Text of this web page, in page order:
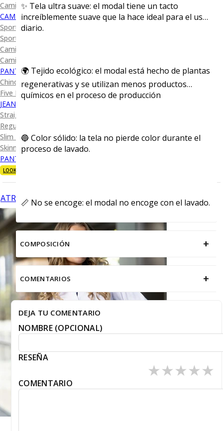
Camisa Cuadro y Raya
CAMISA SPORT
Sport Lisas
Sport Diseño
Camiseta Lisa
Camiseta Diseño
PANTALÓN CASUAL
Chino
Five Pocket
JEANS
Straight Fit
Regular Fit
Slim Fit
Skinny Fit
PANTALÓN DE VESTIR
LOOKS
ATRÁS
✨ Tela ultra suave: el modal tiene un tacto
increíblemente suave que la hace ideal para el uso
diario.
🌍 Tejido ecológico: el modal está hecho de plantas
regenerativas y se utilizan menos productos
químicos en el proceso de producción
🔵 Color sólido: la tela no pierde color durante el
proceso de lavado.
📏 No se encoge: el modal no encoge con el lavado.
COMPOSICIÓN +
COMENTARIOS +
DEJA TU COMENTARIO
NOMBRE (OPCIONAL)
RESEÑA
★
★
★
★
★
COMENTARIO